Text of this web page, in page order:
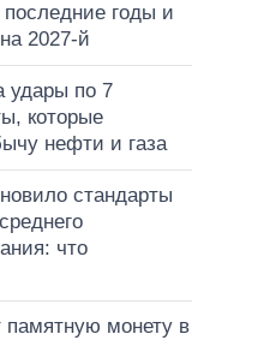
годы и
2027-й
удары по 7
которые
нефти и газа
стандарты
что
памятную монету в